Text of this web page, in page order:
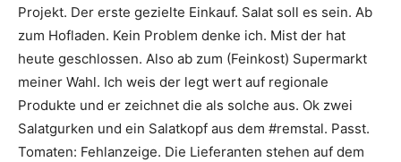
Projekt. Der erste gezielte Einkauf. Salat soll es sein. Ab
zum Hofladen. Kein Problem denke ich. Mist der hat
heute geschlossen. Also ab zum (Feinkost) Supermarkt
meiner Wahl. Ich weis der legt wert auf regionale
Produkte und er zeichnet die als solche aus. Ok zwei
Salatgurken und ein Salatkopf aus dem #remstal. Passt.
Tomaten: Fehlanzeige. Die Lieferanten stehen auf dem